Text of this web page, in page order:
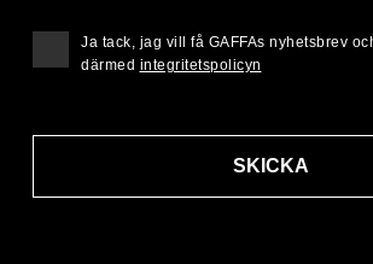
SKICKA
Ja tack, jag vill få GAFFAs nyhetsbrev
därmed integritetspolicyn